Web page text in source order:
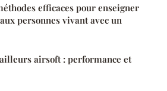
efficaces pour enseigner
personnes vivant avec un
airsoft : performance et